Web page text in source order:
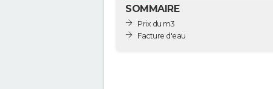
SOMMAIRE
Prix du m3
Facture d'eau